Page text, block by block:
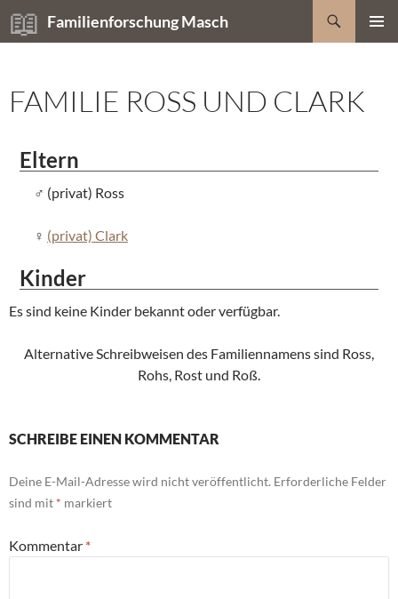
Zum
Inhalt
Familienforschung Masch
Suchen
FAMILIE ROSS UND CLARK
Eltern
(privat) Ross
(privat) Clark
Kinder
Es sind keine Kinder bekannt oder verfügbar.
Alternative Schreibweisen des Familiennamens sind Ross,
Rohs, Rost und Roß.
SCHREIBE EINEN KOMMENTAR
Deine E-Mail-Adresse wird nicht veröffentlicht. Erforderliche Felder
sind mit * markiert
Kommentar *